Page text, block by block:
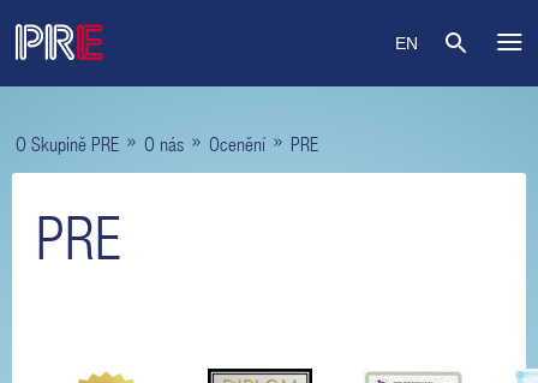
EN
O Skupině PRE » O nás » Ocenění » PRE
PRE